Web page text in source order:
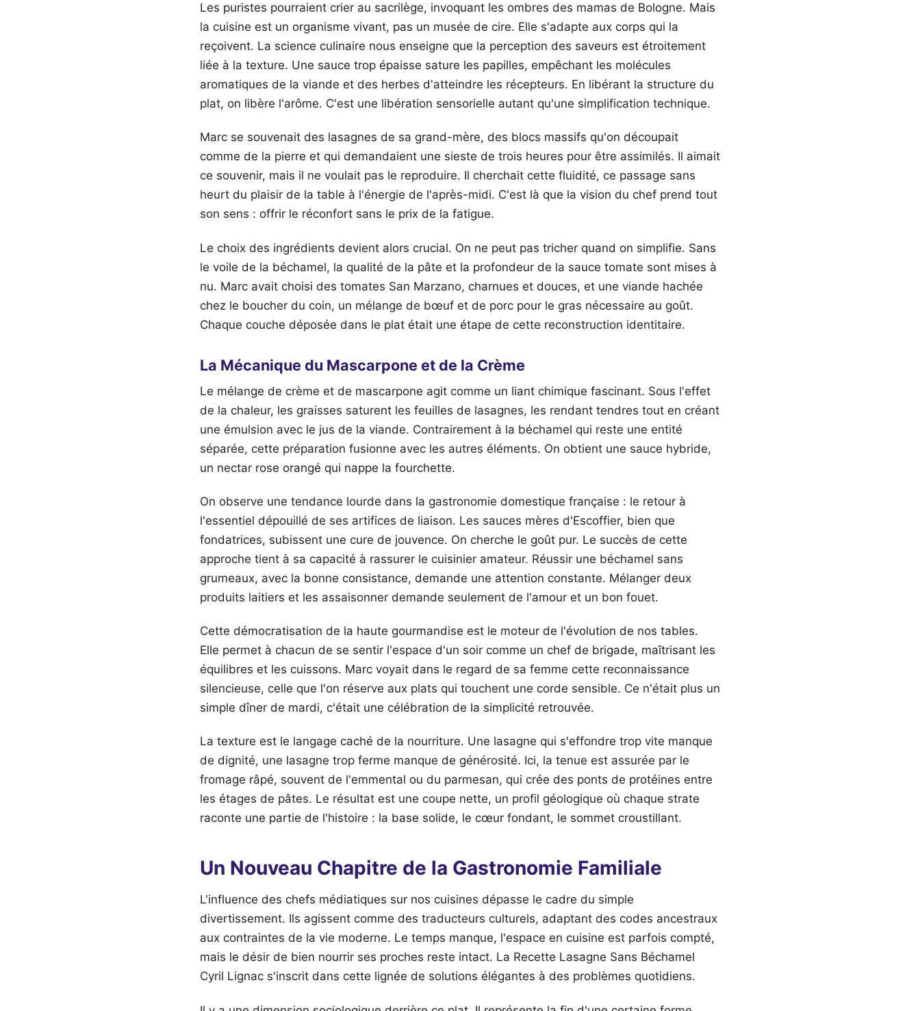
Les puristes pourraient crier au sacrilège, invoquant les ombres des mamas de Bologne. Mais
la cuisine est un organisme vivant, pas un musée de cire. Elle s'adapte aux corps qui la
reçoivent. La science culinaire nous enseigne que la perception des saveurs est étroitement
liée à la texture. Une sauce trop épaisse sature les papilles, empêchant les molécules
aromatiques de la viande et des herbes d'atteindre les récepteurs. En libérant la structure du
plat, on libère l'arôme. C'est une libération sensorielle autant qu'une simplification technique.
Marc se souvenait des lasagnes de sa grand-mère, des blocs massifs qu'on découpait
comme de la pierre et qui demandaient une sieste de trois heures pour être assimilés. Il aimait
ce souvenir, mais il ne voulait pas le reproduire. Il cherchait cette fluidité, ce passage sans
heurt du plaisir de la table à l'énergie de l'après-midi. C'est là que la vision du chef prend tout
son sens : offrir le réconfort sans le prix de la fatigue.
Le choix des ingrédients devient alors crucial. On ne peut pas tricher quand on simplifie. Sans
le voile de la béchamel, la qualité de la pâte et la profondeur de la sauce tomate sont mises à
nu. Marc avait choisi des tomates San Marzano, charnues et douces, et une viande hachée
chez le boucher du coin, un mélange de bœuf et de porc pour le gras nécessaire au goût.
Chaque couche déposée dans le plat était une étape de cette reconstruction identitaire.
La Mécanique du Mascarpone et de la Crème
Le mélange de crème et de mascarpone agit comme un liant chimique fascinant. Sous l'effet
de la chaleur, les graisses saturent les feuilles de lasagnes, les rendant tendres tout en créant
une émulsion avec le jus de la viande. Contrairement à la béchamel qui reste une entité
séparée, cette préparation fusionne avec les autres éléments. On obtient une sauce hybride,
un nectar rose orangé qui nappe la fourchette.
On observe une tendance lourde dans la gastronomie domestique française : le retour à
l'essentiel dépouillé de ses artifices de liaison. Les sauces mères d'Escoffier, bien que
fondatrices, subissent une cure de jouvence. On cherche le goût pur. Le succès de cette
approche tient à sa capacité à rassurer le cuisinier amateur. Réussir une béchamel sans
grumeaux, avec la bonne consistance, demande une attention constante. Mélanger deux
produits laitiers et les assaisonner demande seulement de l'amour et un bon fouet.
Cette démocratisation de la haute gourmandise est le moteur de l'évolution de nos tables.
Elle permet à chacun de se sentir l'espace d'un soir comme un chef de brigade, maîtrisant les
équilibres et les cuissons. Marc voyait dans le regard de sa femme cette reconnaissance
silencieuse, celle que l'on réserve aux plats qui touchent une corde sensible. Ce n'était plus un
simple dîner de mardi, c'était une célébration de la simplicité retrouvée.
La texture est le langage caché de la nourriture. Une lasagne qui s'effondre trop vite manque
de dignité, une lasagne trop ferme manque de générosité. Ici, la tenue est assurée par le
fromage râpé, souvent de l'emmental ou du parmesan, qui crée des ponts de protéines entre
les étages de pâtes. Le résultat est une coupe nette, un profil géologique où chaque strate
raconte une partie de l'histoire : la base solide, le cœur fondant, le sommet croustillant.
Un Nouveau Chapitre de la Gastronomie Familiale
L'influence des chefs médiatiques sur nos cuisines dépasse le cadre du simple
divertissement. Ils agissent comme des traducteurs culturels, adaptant des codes ancestraux
aux contraintes de la vie moderne. Le temps manque, l'espace en cuisine est parfois compté,
mais le désir de bien nourrir ses proches reste intact. La Recette Lasagne Sans Béchamel
Cyril Lignac s'inscrit dans cette lignée de solutions élégantes à des problèmes quotidiens.